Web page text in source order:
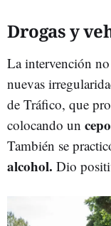
Drogas y
La intervención
nuevas
de Tráfico, que
colocando un
También se
alcohol. Dio